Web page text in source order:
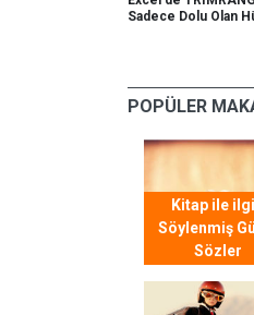
Sadece Dolu Olan
POPÜLER
Kitap ile
Söylenmiş
Sözler